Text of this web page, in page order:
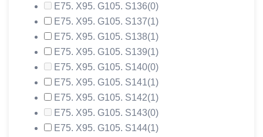
Е75. Х95. G105. S136(0)
Е75. Х95. G105. S137(1)
Е75. Х95. G105. S138(1)
Е75. Х95. G105. S139(1)
Е75. Х95. G105. S140(0)
Е75. Х95. G105. S141(1)
Е75. Х95. G105. S142(1)
Е75. Х95. G105. S143(0)
Е75. Х95. G105. S144(1)